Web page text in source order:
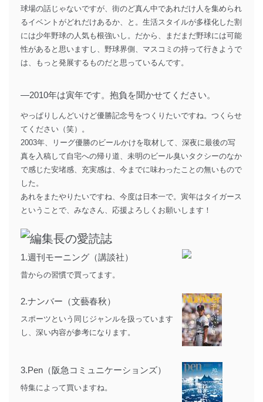
球場の話じゃないですが、街のど真ん中であれだけ人を集められ
るイベントがどれだけあるか、と。生活スタイルが多様化した割
には少年野球の人気も根強いし。だから、まだまだ野球には可能
性があると思いますし、野球界側、マスコミの持って行きようで
は、もっと発展するものだと思っているんです。
―2010年は寅年です。抱負を聞かせてください。
やっぱりしんどいけど優勝記念号をつくりたいですね。つくらせ
てください（笑）。
2003年、リーグ優勝のビールかけを取材して、深夜に最後の写
真を入稿して自宅への帰り道、未明のビール臭いタクシーのなか
で感じた安堵感、充実感は、今までに味わったことの無いもので
した。
あれをまたやりたいですね、今度は日本一で。寅年はタイガース
ということで、みなさん、応援よろしくお願いします！
1.週刊モーニング（講談社）
昔からの習慣で買ってます。
2.ナンバー（文藝春秋）
スポーツという同じジャンルを扱っています
し、深い内容が参考になります。
3.Pen（阪急コミュニケーションズ）
特集によって買いますね。